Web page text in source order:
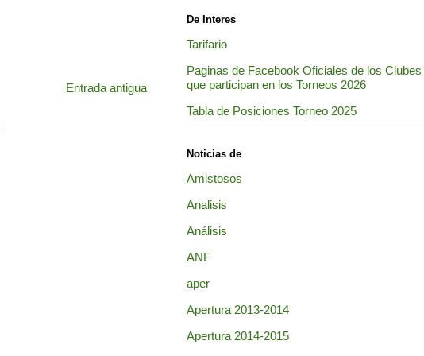
Entrada antigua
De Interes
Tarifario
Paginas de Facebook Oficiales de los Clubes
que participan en los Torneos 2026
Tabla de Posiciones Torneo 2025
Noticias de
Amistosos
Analisis
Análisis
ANF
aper
Apertura 2013-2014
Apertura 2014-2015